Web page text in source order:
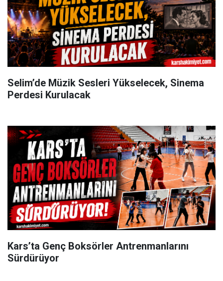
Selim’de Müzik Sesleri Yükselecek, Sinema
Perdesi Kurulacak
Kars’ta Genç Boksörler Antrenmanlarını
Sürdürüyor